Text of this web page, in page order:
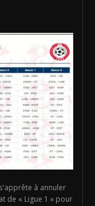
à annuler
de « Ligue 1 » pour